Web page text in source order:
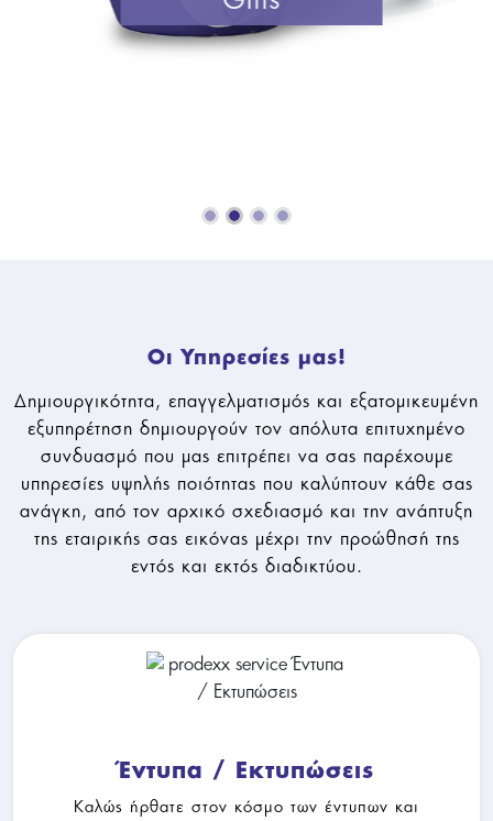
Οι Υπηρεσίες μας!
Δημιουργικότητα, επαγγελματισμός και εξατομικευμένη
εξυπηρέτηση δημιουργούν τον απόλυτα επιτυχημένο
συνδυασμό που μας επιτρέπει να σας παρέχουμε
υπηρεσίες υψηλής ποιότητας που καλύπτουν κάθε σας
ανάγκη, από τον αρχικό σχεδιασμό και την ανάπτυξη
της εταιρικής σας εικόνας μέχρι την προώθησή της
εντός και εκτός διαδικτύου.
Έντυπα / Εκτυπώσεις
Καλώς ήρθατε στον κόσμο των έντυπων και